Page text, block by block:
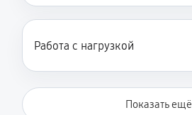
Работа с нагрузкой
Показать ещё